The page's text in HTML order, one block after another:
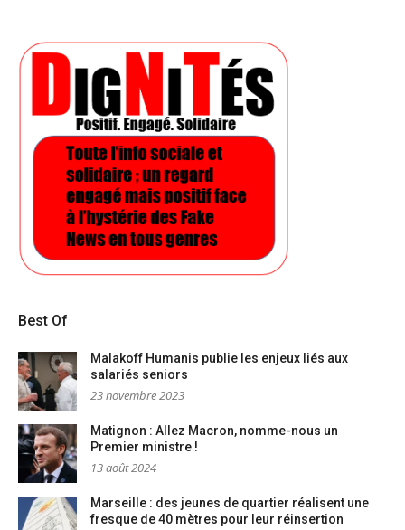
Best Of
Malakoff Humanis publie les enjeux liés aux
salariés seniors
23 novembre 2023
Matignon : Allez Macron, nomme-nous un
Premier ministre !
13 août 2024
Marseille : des jeunes de quartier réalisent une
fresque de 40 mètres pour leur réinsertion